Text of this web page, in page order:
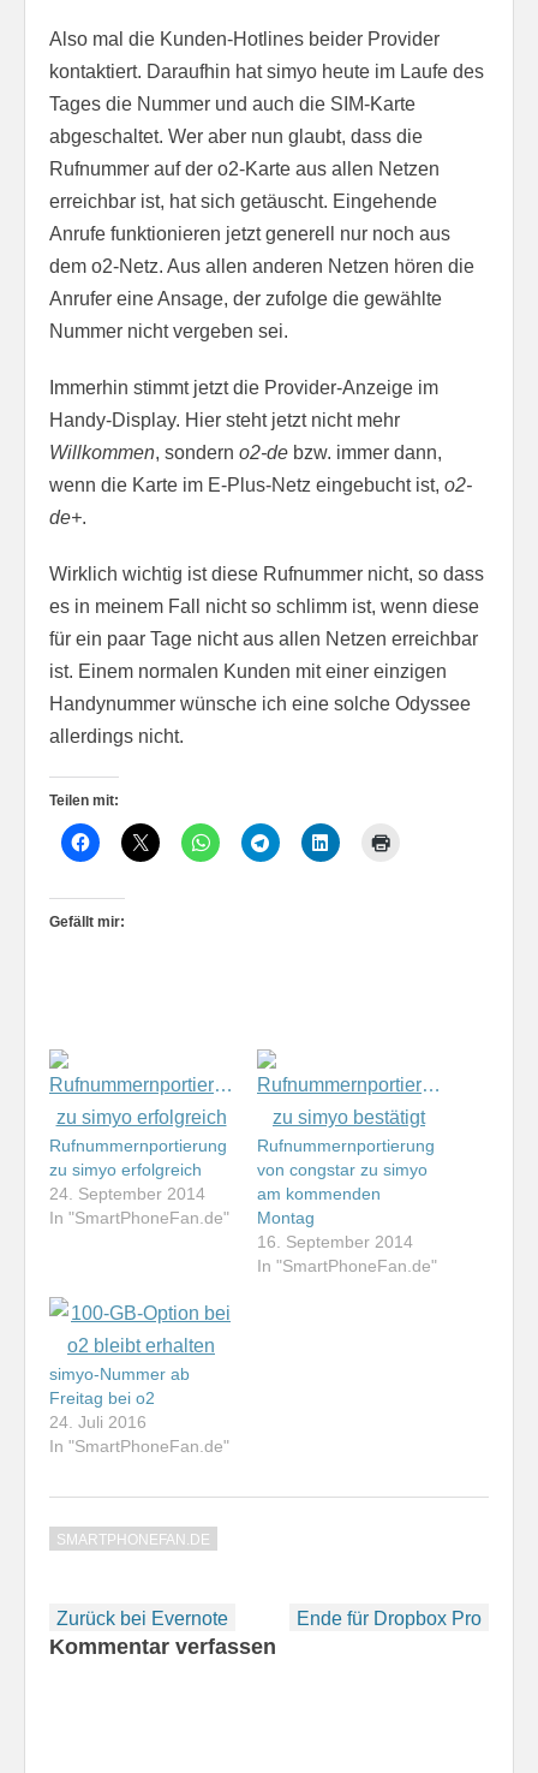
Also mal die Kunden-Hotlines beider Provider
kontaktiert. Daraufhin hat simyo heute im Laufe des
Tages die Nummer und auch die SIM-Karte
abgeschaltet. Wer aber nun glaubt, dass die
Rufnummer auf der o2-Karte aus allen Netzen
erreichbar ist, hat sich getäuscht. Eingehende
Anrufe funktionieren jetzt generell nur noch aus
dem o2-Netz. Aus allen anderen Netzen hören die
Anrufer eine Ansage, der zufolge die gewählte
Nummer nicht vergeben sei.
Immerhin stimmt jetzt die Provider-Anzeige im
Handy-Display. Hier steht jetzt nicht mehr
Willkommen, sondern o2-de bzw. immer dann,
wenn die Karte im E-Plus-Netz eingebucht ist, o2-
de+.
Wirklich wichtig ist diese Rufnummer nicht, so dass
es in meinem Fall nicht so schlimm ist, wenn diese
für ein paar Tage nicht aus allen Netzen erreichbar
ist. Einem normalen Kunden mit einer einzigen
Handynummer wünsche ich eine solche Odyssee
allerdings nicht.
Teilen mit:
Gefällt mir:
Rufnummernportierung
zu simyo erfolgreich
24. September 2014
In "SmartPhoneFan.de"
Rufnummernportierung
von congstar zu simyo
am kommenden
Montag
16. September 2014
In "SmartPhoneFan.de"
simyo-Nummer ab
Freitag bei o2
24. Juli 2016
In "SmartPhoneFan.de"
SMARTPHONEFAN.DE
Beitragsnavigation
Zurück bei Evernote Ende für Dropbox Pro
Kommentar verfassen